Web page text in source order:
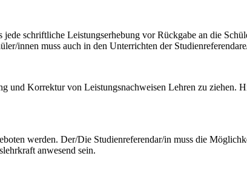
schriftliche Leistungserhebung vor Rückgabe an die
innen muss auch in den Unterrichten der
und Korrektur von Leistungsnachweisen Lehren zu
werden. Der/Die Studienreferendar/in muss die
anwesend sein.